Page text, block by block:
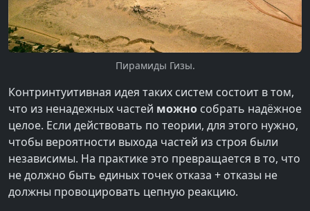
Пирамиды Гизы.
Контринтуитивная идея таких систем состоит в том,
что из ненадежных частей можно собрать надёжное
целое. Если действовать по теории, для этого нужно,
чтобы вероятности выхода частей из строя были
независимы. На практике это превращается в то, что
не должно быть единых точек отказа + отказы не
должны провоцировать цепную реакцию.